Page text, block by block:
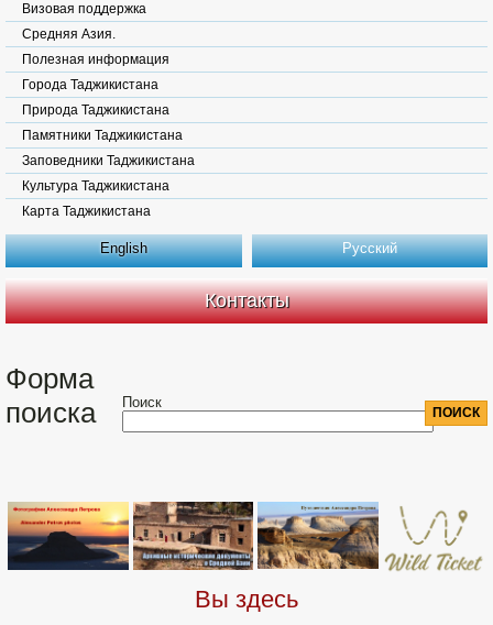
Визовая поддержка
Средняя Азия.
Полезная информация
Города Таджикистана
Природа Таджикистана
Памятники Таджикистана
Заповедники Таджикистана
Культура Таджикистана
Карта Таджикистана
English Русский
Контакты
Форма
поиска
Поиск
Вы здесь